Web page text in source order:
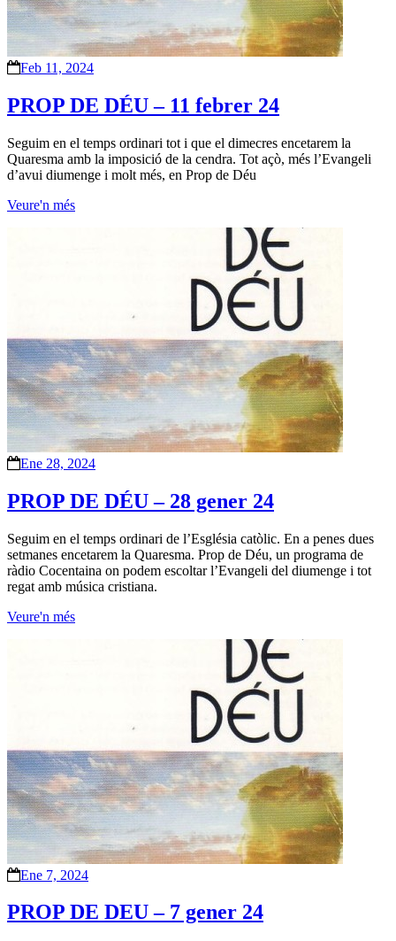
Feb 11, 2024
PROP DE DÉU – 11 febrer 24
Seguim en el temps ordinari tot i que el dimecres encetarem la
Quaresma amb la imposició de la cendra. Tot açò, més l’Evangeli
d’avui diumenge i molt més, en Prop de Déu
Veure'n més
Ene 28, 2024
PROP DE DÉU – 28 gener 24
Seguim en el temps ordinari de l’Església catòlic. En a penes dues
setmanes encetarem la Quaresma. Prop de Déu, un programa de
ràdio Cocentaina on podem escoltar l’Evangeli del diumenge i tot
regat amb música cristiana.
Veure'n més
Ene 7, 2024
PROP DE DEU – 7 gener 24